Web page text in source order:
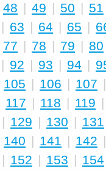
48 | 49 | 50 | 51
| 63 | 64 | 65 |
77 | 78 | 79 | 80
| 92 | 93 | 94 |
105 | 106 | 107
117 | 118 | 119
| 129 | 130 | 131
140 | 141 | 142
| 152 | 153 | 154